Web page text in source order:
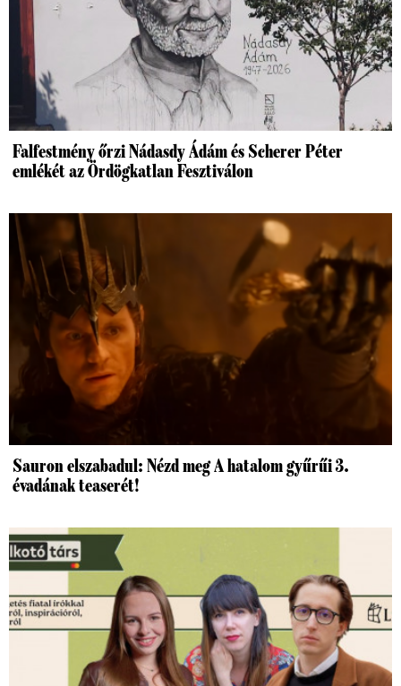
Falfestmény őrzi Nádasdy Ádám és Scherer Péter
emlékét az Ördögkatlan Fesztiválon
Sauron elszabadul: Nézd meg A hatalom gyűrűi 3.
évadának teaserét!